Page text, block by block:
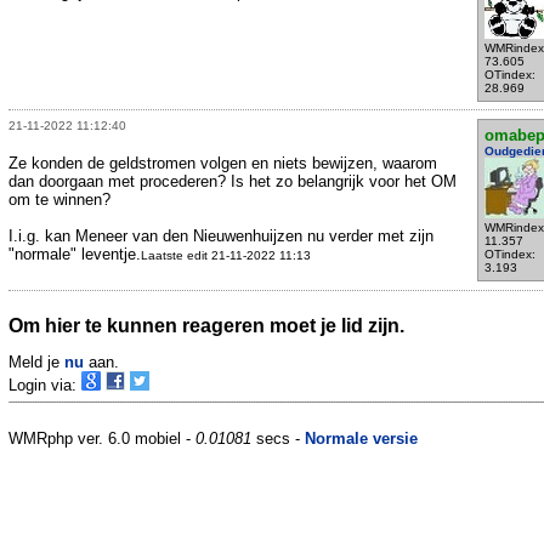
73.605
OTindex:
28.969
21-11-2022 11:12:40
omabep
11.357
OTindex:
3.193
Ze konden de geldstromen volgen en niets bewijzen, waarom
dan doorgaan met procederen? Is het zo belangrijk voor het OM
om te winnen?
I.i.g. kan Meneer van den Nieuwenhuijzen nu verder met zijn
"normale" leventje. Laatste edit 21-11-2022 11:13
Om hier te kunnen reageren moet je lid zijn.
Meld je nu aan.
Login via:
WMRphp ver. 6.0 mobiel - 0.01081 secs - Normale versie